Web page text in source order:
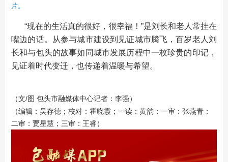
片。
“现在的生活真的很好，很幸福！”是刘长和老人常挂在
嘴边的话。从参与城市建设到见证城市腾飞，百岁老人刘
长和与包头的故事如同城市发展历程中一枚珍贵的印记，
见证着时代变迁，也传递着温暖与希望。
（文/图 包头市融媒体中心记者：李强）
（编辑：吴存德；校对：霍晓霞；一读：黄韵；一审：张燕青；
二审：贾星慧；三审：王睿）